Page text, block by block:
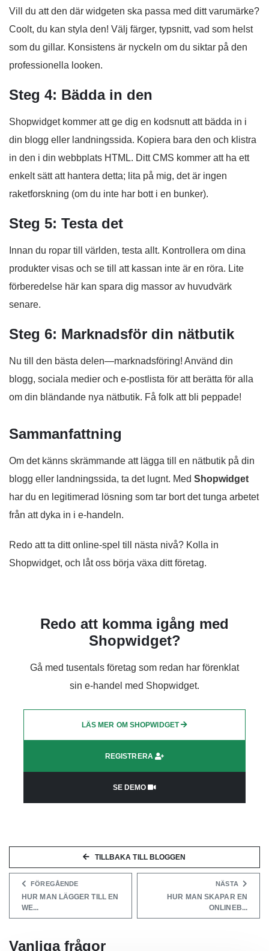
Vill du att den där widgeten ska passa med ditt varumärke?
Coolt, du kan styla den! Välj färger, typsnitt, vad som helst
som du gillar. Konsistens är nyckeln om du siktar på den
professionella looken.
Steg 4: Bädda in den
Shopwidget kommer att ge dig en kodsnutt att bädda in i
din blogg eller landningssida. Kopiera bara den och klistra
in den i din webbplats HTML. Ditt CMS kommer att ha ett
enkelt sätt att hantera detta; lita på mig, det är ingen
raketforskning (om du inte har bott i en bunker).
Steg 5: Testa det
Innan du ropar till världen, testa allt. Kontrollera om dina
produkter visas och se till att kassan inte är en röra. Lite
förberedelse här kan spara dig massor av huvudvärk
senare.
Steg 6: Marknadsför din nätbutik
Nu till den bästa delen—marknadsföring! Använd din
blogg, sociala medier och e-postlista för att berätta för alla
om din bländande nya nätbutik. Få folk att bli peppade!
Sammanfattning
Om det känns skrämmande att lägga till en nätbutik på din
blogg eller landningssida, ta det lugnt. Med Shopwidget
har du en legitimerad lösning som tar bort det tunga arbetet
från att dyka in i e-handeln.
Redo att ta ditt online-spel till nästa nivå? Kolla in
Shopwidget, och låt oss börja växa ditt företag.
Redo att komma igång med
Shopwidget?
Gå med tusentals företag som redan har förenklat
sin e-handel med Shopwidget.
LÄS MER OM SHOPWIDGET
REGISTRERA
SE DEMO
TILLBAKA TILL BLOGGEN
FÖREGÅENDE
HUR MAN LÄGGER TILL EN
WE...
NÄSTA
HUR MAN SKAPAR EN
ONLINEB...
Vanliga frågor